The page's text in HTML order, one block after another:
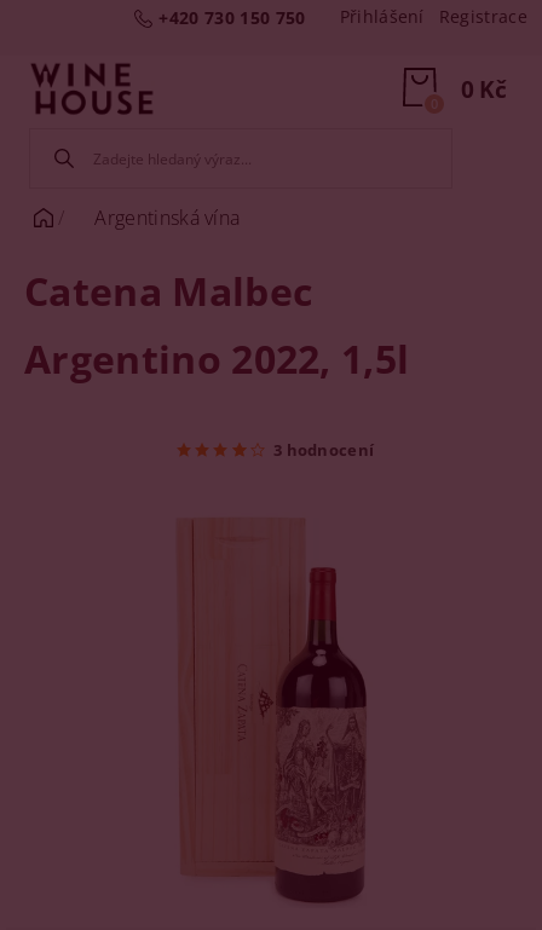
+420 730 150 750 Přihlášení Registrace
0 Kč
0
Argentinská vína
Catena Malbec
Argentino 2022, 1,5l
3 hodnocení